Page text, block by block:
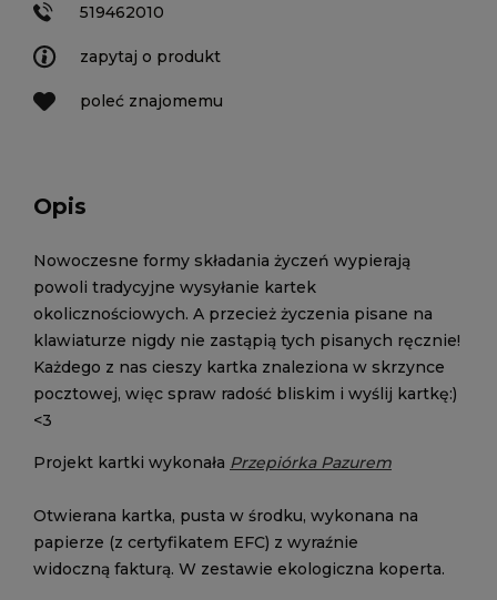
zapytaj o produkt
poleć znajomemu
519462010
Opis
Nowoczesne formy składania życzeń wypierają
powoli tradycyjne wysyłanie kartek
okolicznościowych. A przecież życzenia pisane na
klawiaturze nigdy nie zastąpią tych pisanych ręcznie!
Każdego z nas cieszy kartka znaleziona w skrzynce
pocztowej, więc spraw radość bliskim i wyślij kartkę:)
<3
Projekt kartki wykonała Przepiórka Pazurem
Otwierana kartka, pusta w środku, wykonana na
papierze (z certyfikatem EFC) z wyraźnie
widoczną fakturą. W zestawie ekologiczna koperta.